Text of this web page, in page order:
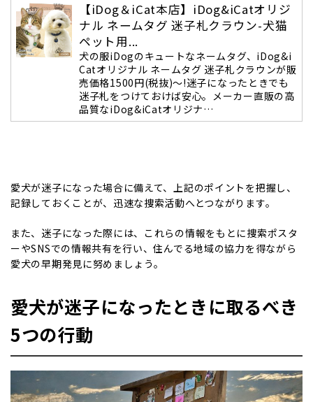
【iDog＆iCat本店】iDog&iCatオリジ
ナル ネームタグ 迷子札クラウン-犬猫
ペット用...
犬の服iDogのキュートなネームタグ、iDog&i
Catオリジナル ネームタグ 迷子札クラウンが販
売価格1500円(税抜)～!迷子になったときでも
迷子札をつけておけば安心。メーカー直販の高
品質なiDog&iCatオリジナ…
愛犬が迷子になった場合に備えて、上記のポイントを把握し、
記録しておくことが、迅速な捜索活動へとつながります。
また、迷子になった際には、これらの情報をもとに捜索ポスタ
ーやSNSでの情報共有を行い、住んでる地域の協力を得ながら
愛犬の早期発見に努めましょう。
愛犬が迷子になったときに取るべき
5つの行動